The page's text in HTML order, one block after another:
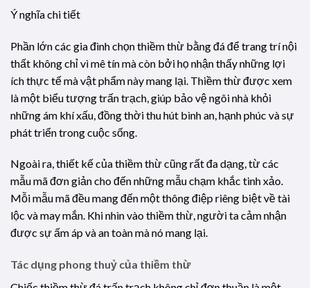
Ý nghĩa chi tiết
Phần lớn các gia đình chọn thiềm thừ bằng đá để trang trí nội
thất không chỉ vì mê tín mà còn bởi họ nhận thấy những lợi
ích thực tế mà vật phẩm này mang lại. Thiềm thừ được xem
là một biểu tượng trấn trạch, giúp bảo vệ ngôi nhà khỏi
những ám khí xấu, đồng thời thu hút bình an, hạnh phúc và sự
phát triển trong cuộc sống.
Ngoài ra, thiết kế của thiềm thừ cũng rất đa dạng, từ các
mẫu mã đơn giản cho đến những mẫu chạm khắc tinh xảo.
Mỗi mẫu mã đều mang đến một thông điệp riêng biệt về tài
lộc và may mắn. Khi nhìn vào thiềm thừ, người ta cảm nhận
được sự ấm áp và an toàn mà nó mang lại.
Tác dụng phong thuỷ của thiềm thừ